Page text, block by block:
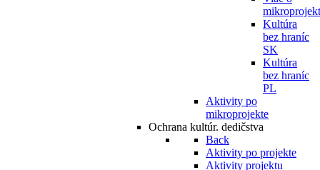
Kultúra
bez hraníc
SK
Kultúra
bez hraníc
PL
Aktivity po
mikroprojekte
Ochrana kultúr. dedičstva
Back
Aktivity po projekte
Aktivity projektu